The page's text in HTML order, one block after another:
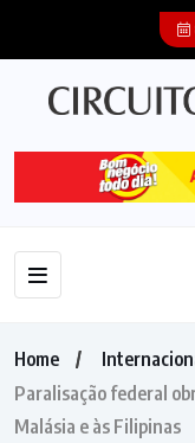
Home
Paralisação federal
Malásia e às Filipinas